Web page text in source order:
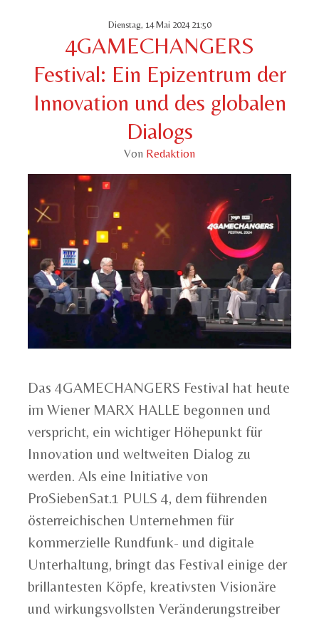
Dienstag, 14 Mai 2024 21:50
4GAMECHANGERS
Festival: Ein Epizentrum der
Innovation und des globalen
Dialogs
Von Redaktion
Das 4GAMECHANGERS Festival hat heute
im Wiener MARX HALLE begonnen und
verspricht, ein wichtiger Höhepunkt für
Innovation und weltweiten Dialog zu
werden. Als eine Initiative von
ProSiebenSat.1 PULS 4, dem führenden
österreichischen Unternehmen für
kommerzielle Rundfunk- und digitale
Unterhaltung, bringt das Festival einige der
brillantesten Köpfe, kreativsten Visionäre
und wirkungsvollsten Veränderungstreiber